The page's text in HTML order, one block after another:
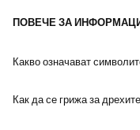
ПОВЕЧЕ ЗА
Какво означават
Как да се грижа за